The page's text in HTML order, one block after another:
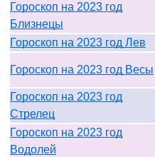
Гороскоп на 2023 год
Близнецы
Гороскоп на 2023 год Лев
Гороскоп на 2023 год Весы
Гороскоп на 2023 год
Стрелец
Гороскоп на 2023 год
Водолей